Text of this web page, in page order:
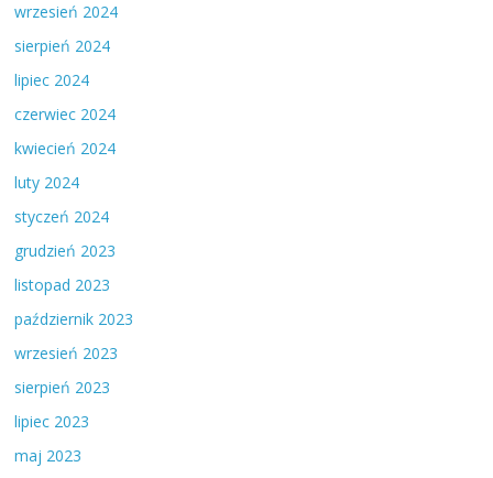
wrzesień 2024
sierpień 2024
lipiec 2024
czerwiec 2024
kwiecień 2024
luty 2024
styczeń 2024
grudzień 2023
listopad 2023
październik 2023
wrzesień 2023
sierpień 2023
lipiec 2023
maj 2023